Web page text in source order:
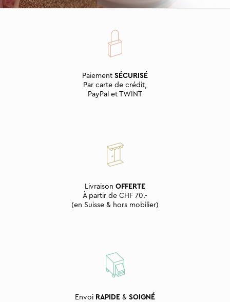
Paiement SÉCURISÉ
Par carte de crédit,
PayPal et TWINT
Livraison OFFERTE
À partir de CHF 70.-
(en Suisse & hors mobilier)
Envoi RAPIDE & SOIGNÉ